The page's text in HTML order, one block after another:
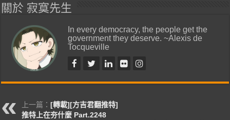
關於 寂寞先生
In every democracy, the people get the
government they deserve. ~Alexis de
Tocqueville
上一篇：[轉載][方吉君翻推特]
推特上在夯什麼 Part.2248